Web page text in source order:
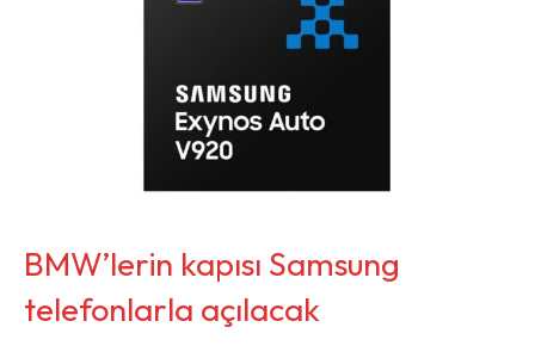
BMW’lerin kapısı Samsung
telefonlarla açılacak